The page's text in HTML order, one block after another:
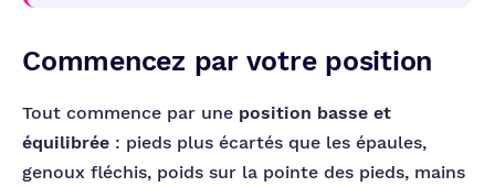
Commencez par votre position
Tout commence par une position basse et
équilibrée : pieds plus écartés que les épaules,
genoux fléchis, poids sur la pointe des pieds, mains